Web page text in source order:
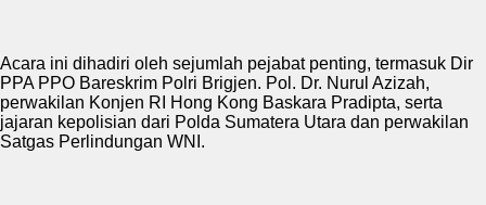
Acara ini dihadiri oleh sejumlah pejabat penting, termasuk Dir
PPA PPO Bareskrim Polri Brigjen. Pol. Dr. Nurul Azizah,
perwakilan Konjen RI Hong Kong Baskara Pradipta, serta
jajaran kepolisian dari Polda Sumatera Utara dan perwakilan
Satgas Perlindungan WNI.